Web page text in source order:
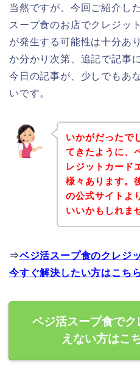
当然ですが、今回ご紹介し
スープ食のお店でクレジッ
が発生する可能性は十分あ
か分かり次第、追記で記事
今日の記事が、少しでもあ
いです。
いかがだったで
てきたように、
レジットカード
様々あります。
の公式サイトよ
いいかもしれま
⇒ベジ活スープ食のクレジ
今すぐ解決したい方はこちら
ベジ活スープ食で
えない方はこ